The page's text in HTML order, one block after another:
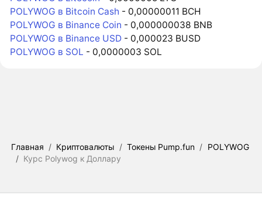
POLYWOG в Bitcoin Cash - 0,00000011 BCH
POLYWOG в Binance Coin - 0,000000038 BNB
POLYWOG в Binance USD - 0,000023 BUSD
POLYWOG в SOL - 0,0000003 SOL
Главная / Криптовалюты / Токены Pump.fun / POLYWOG
/ Курс Polywog к Доллару